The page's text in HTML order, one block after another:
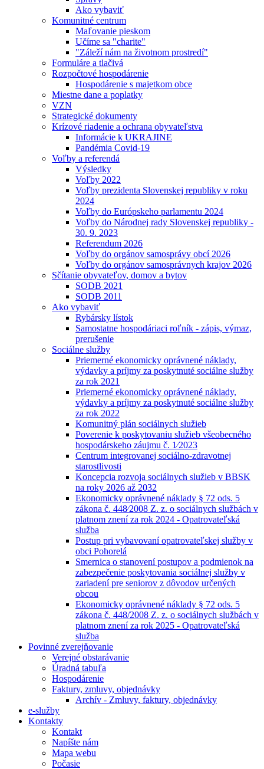
Ako vybaviť
Komunitné centrum
Maľovanie pieskom
Učíme sa "charite"
"Záleží nám na životnom prostredí"
Formuláre a tlačivá
Rozpočtové hospodárenie
Hospodárenie s majetkom obce
Miestne dane a poplatky
VZN
Strategické dokumenty
Krízové riadenie a ochrana obyvateľstva
Informácie k UKRAJINE
Pandémia Covid-19
Voľby a referendá
Výsledky
Voľby 2022
Voľby prezidenta Slovenskej republiky v roku
2024
Voľby do Európskeho parlamentu 2024
Voľby do Národnej rady Slovenskej republiky -
30. 9. 2023
Referendum 2026
Voľby do orgánov samosprávy obcí 2026
Voľby do orgánov samosprávnych krajov 2026
Sčítanie obyvateľov, domov a bytov
SODB 2021
SODB 2011
Ako vybaviť
Rybársky lístok
Samostatne hospodáriaci roľník - zápis, výmaz,
prerušenie
Sociálne služby
Priemerné ekonomicky oprávnené náklady,
výdavky a príjmy za poskytnuté sociálne služby
za rok 2021
Priemerné ekonomicky oprávnené náklady,
výdavky a príjmy za poskytnuté sociálne služby
za rok 2022
Komunitný plán sociálnych služieb
Poverenie k poskytovaniu služieb všeobecného
hospodárskeho záujmu č. 1⁄2023
Centrum integrovanej sociálno-zdravotnej
starostlivosti
Koncepcia rozvoja sociálnych služieb v BBSK
na roky 2026 až 2032
Ekonomicky oprávnené náklady § 72 ods. 5
zákona č. 448⁄2008 Z. z. o sociálnych službách v
platnom znení za rok 2024 - Opatrovateľská
služba
Postup pri vybavovaní opatrovateľskej služby v
obci Pohorelá
Smernica o stanovení postupov a podmienok na
zabezpečenie poskytovania sociálnej služby v
zariadení pre seniorov z dôvodov určených
obcou
Ekonomicky oprávnené náklady § 72 ods. 5
zákona č. 448/2008 Z. z. o sociálnych službách v
platnom znení za rok 2025 - Opatrovateľská
služba
Povinné zverejňovanie
Verejné obstarávanie
Úradná tabuľa
Hospodárenie
Faktury, zmluvy, objednávky
Archív - Zmluvy, faktury, objednávky
e-služby
Kontakty
Kontakt
Napíšte nám
Mapa webu
Počasie